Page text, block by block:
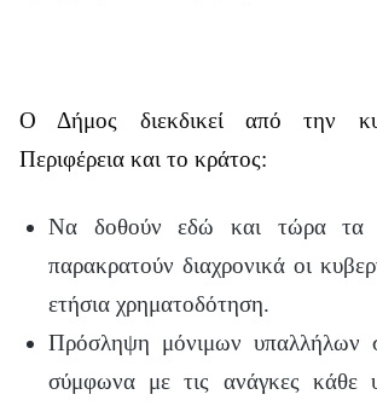
Ο Δήμος διεκδικεί από την
Περιφέρεια και το κράτος:
Να δοθούν εδώ και τώρα τα
παρακρατούν διαχρονικά οι
ετήσια χρηματοδότηση.
Πρόσληψη μόνιμων υπαλλήλων
σύμφωνα με τις ανάγκες κάθε